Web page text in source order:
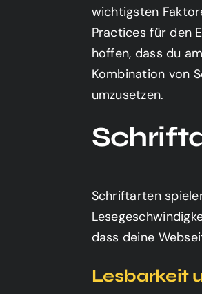
wichtigsten
Practices für den
hoffen, dass du
Kombination von
umzusetzen.
Schriftarten
dass deine
Lesbarkeit
Webseiten Starter
Sichere dir jetzt kostenlosen Zugang zur
und erhalte das Modul „Webseiten-Starter-